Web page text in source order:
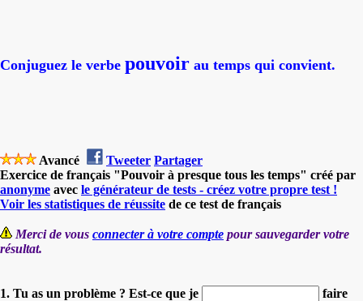
Conjuguez le verbe pouvoir au temps qui convient.
Avancé Tweeter Partager
Exercice de français "Pouvoir à presque tous les temps" créé par
anonyme avec le générateur de tests - créez votre propre test !
Voir les statistiques de réussite de ce test de français
Merci de vous connecter à votre compte pour sauvegarder votre
résultat.
1. Tu as un problème ? Est-ce que je
faire